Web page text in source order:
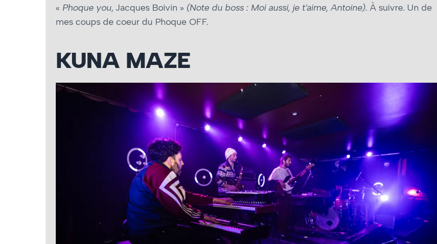
« Phoque you, Jacques Boivin » (Note du boss : Moi aussi, je t’aime, Antoine). À suivre. Un de
mes coups de coeur du Phoque OFF.
KUNA MAZE